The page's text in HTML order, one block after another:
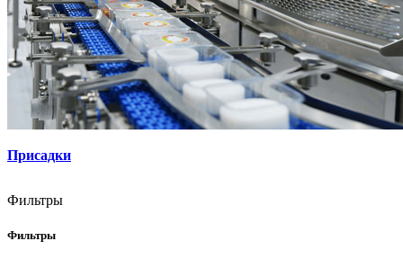
Присадки
Фильтры
Фильтры